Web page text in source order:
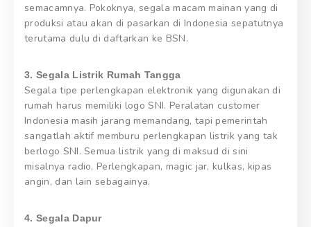
semacamnya. Pokoknya, segala macam mainan yang di
produksi atau akan di pasarkan di Indonesia sepatutnya
terutama dulu di daftarkan ke BSN.
3. Segala Listrik Rumah Tangga
Segala tipe perlengkapan elektronik yang digunakan di
rumah harus memiliki logo SNI. Peralatan customer
Indonesia masih jarang memandang, tapi pemerintah
sangatlah aktif memburu perlengkapan listrik yang tak
berlogo SNI. Semua listrik yang di maksud di sini
misalnya radio, Perlengkapan, magic jar, kulkas, kipas
angin, dan lain sebagainya.
4. Segala Dapur